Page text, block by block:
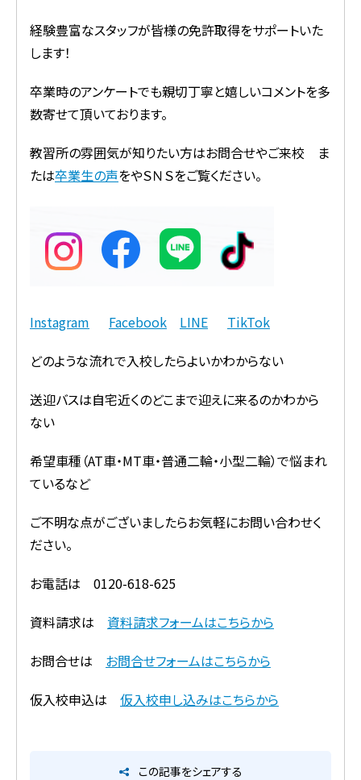
経験豊富なスタッフが皆様の免許取得をサポートいた
します！
卒業時のアンケートでも親切丁寧と嬉しいコメントを多
数寄せて頂いております。
教習所の雰囲気が知りたい方はお問合せやご来校 ま
たは卒業生の声をやＳＮＳをご覧ください。
Instagram Facebook LINE
TikTok
どのような流れで入校したらよいかわからない
送迎バスは自宅近くのどこまで迎えに来るのかわから
ない
希望車種（AT車・MT車・普通二輪・小型二輪）で悩まれ
ているなど
ご不明な点がございましたらお気軽にお問い合わせく
ださい。
お電話は 0120-618-625
資料請求は 資料請求フォームはこちらから
お問合せは お問合せフォームはこちらから
仮入校申込は 仮入校申し込みはこちらから
この記事をシェアする